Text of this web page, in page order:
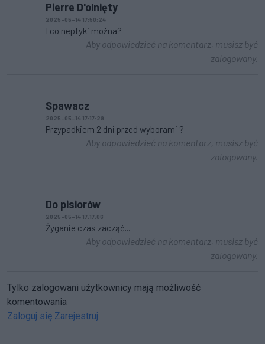
Pierre D'olnięty
2025-05-14 17:50:24
I co neptyki można?
Aby odpowiedzieć na komentarz, musisz być
zalogowany.
Spawacz
2025-05-14 17:17:29
Przypadkiem 2 dni przed wyborami ?
Aby odpowiedzieć na komentarz, musisz być
zalogowany.
Do pisiorów
2025-05-14 17:17:06
Żyganie czas zacząć...
Aby odpowiedzieć na komentarz, musisz być
zalogowany.
Tylko zalogowani użytkownicy mają możliwość
komentowania
Zaloguj się Zarejestruj